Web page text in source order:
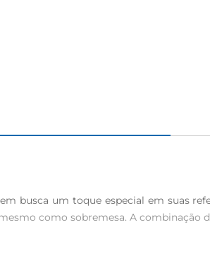
busca um toque especial em suas
como sobremesa. A